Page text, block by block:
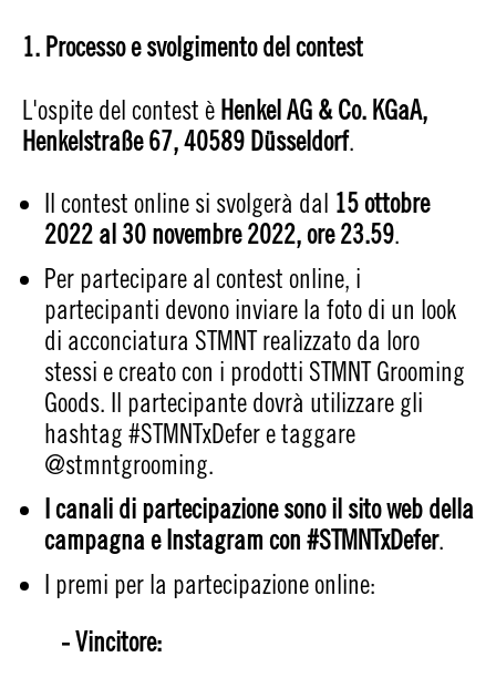
1. Processo e svolgimento del contest
L'ospite del contest è Henkel AG & Co. KGaA,
Henkelstraße 67, 40589 Düsseldorf.
Il contest online si svolgerà dal 15 ottobre
2022 al 30 novembre 2022, ore 23.59.
Per partecipare al contest online, i
partecipanti devono inviare la foto di un look
di acconciatura STMNT realizzato da loro
stessi e creato con i prodotti STMNT Grooming
Goods. Il partecipante dovrà utilizzare gli
hashtag #STMNTxDefer e taggare
@stmntgrooming.
I canali di partecipazione sono il sito web della
campagna e Instagram con #STMNTxDefer.
I premi per la partecipazione online:
- Vincitore: